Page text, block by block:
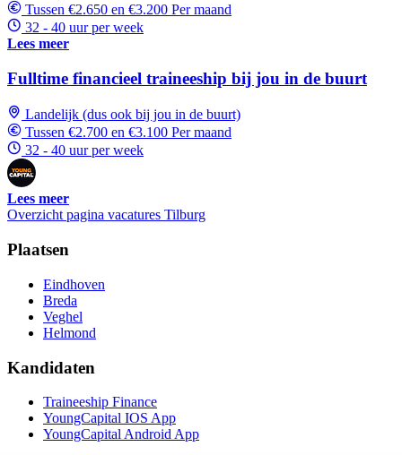
Tussen €2.650 en €3.200 Per maand
32 - 40 uur per week
Lees meer
Fulltime financieel traineeship bij jou in de buurt
Landelijk (dus ook bij jou in de buurt)
Tussen €2.700 en €3.100 Per maand
32 - 40 uur per week
Lees meer
Overzicht pagina vacatures Tilburg
Plaatsen
Eindhoven
Breda
Veghel
Helmond
Kandidaten
Traineeship Finance
YoungCapital IOS App
YoungCapital Android App